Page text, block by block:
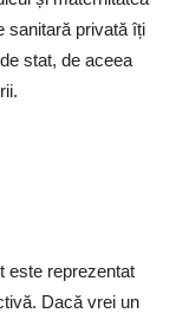
sanitară privată îți
stat, de aceea
este reprezentat
Dacă vrei un